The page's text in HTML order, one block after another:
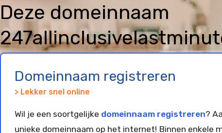
Deze domeinnaam
en geparkeerd bij
Domeinnaam registreren
> Lekker snel online
Wil je een soortgelijke domeinnaam registreren?
unieke domeinnaam op het internet! Binnen enkele